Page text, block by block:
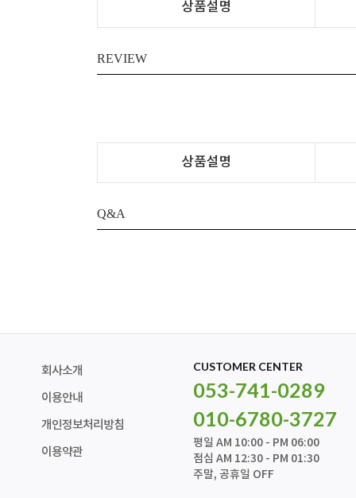
상품설명
REVIEW
상품설명
Q&A
회사소개
이용안내
개인정보처리방침
이용약관
CUSTOMER CENTER
053-741-0289
010-6780-3727
평일 AM 10:00 - PM 06:00
점심 AM 12:30 - PM 01:30
주말, 공휴일 OFF